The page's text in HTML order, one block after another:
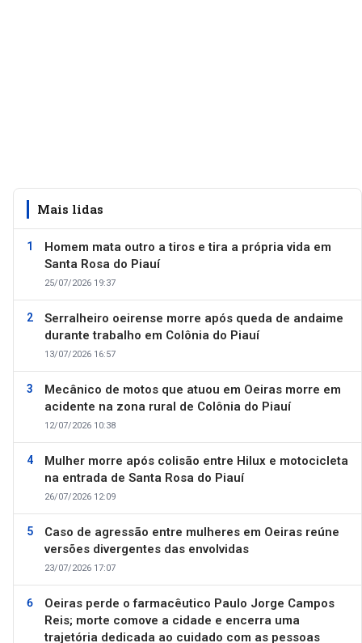
Mais lidas
Homem mata outro a tiros e tira a própria vida em
Santa Rosa do Piauí
25/07/2026 19:37
Serralheiro oeirense morre após queda de andaime
durante trabalho em Colônia do Piauí
13/07/2026 16:57
Mecânico de motos que atuou em Oeiras morre em
acidente na zona rural de Colônia do Piauí
12/07/2026 10:38
Mulher morre após colisão entre Hilux e motocicleta
na entrada de Santa Rosa do Piauí
26/07/2026 12:09
Caso de agressão entre mulheres em Oeiras reúne
versões divergentes das envolvidas
23/07/2026 17:07
Oeiras perde o farmacêutico Paulo Jorge Campos
Reis; morte comove a cidade e encerra uma
trajetória dedicada ao cuidado com as pessoas